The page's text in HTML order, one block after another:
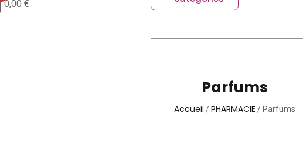
0,00€
Parfums
Accueil /PHARMACIE / Parfums